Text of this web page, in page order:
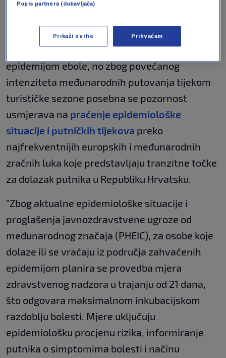
Turistička sezona
Naglasili su da Hrvatska nema direktne zračne
linije s područjima zahvaćenima aktualnom
epidemijom ebole, no zbog povećanog
intenziteta međunarodnih putovanja tijekom
turističke sezone posebna se pozornost
usmjerava na praćenje epidemiološke
situacije i putničkih tijekova preko
najfrekventnijih europskih i međunarodnih
zračnih luka koje predstavljaju tranzitne točke
za dolazak putnika u Republiku Hrvatsku.
"Zbog aktualne epidemiološke situacije i
proglašenja javnozdravstvene ugroze od
međunarodnog značaja (PHEIC), za osobe koje
dolaze ili se vraćaju iz područja zahvaćenih
epidemijom planira se provedba mjera
zdravstvenog nadzora u trajanju od 21 dana,
što odgovara maksimalnom inkubacijskom
razdoblju bolesti. Mjere uključuju
epidemiološku procjenu rizika, informiranje
putnika o simptomima bolesti i načinu
Popis partnera (dobavljača)
Prikaži svrhe Prihvaćam